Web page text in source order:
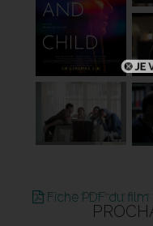
Fiche PDF du film